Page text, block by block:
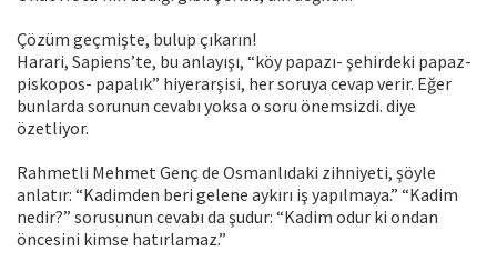
Çözüm geçmişte, bulup çıkarın!
Harari, Sapiens’te, bu anlayışı, “köy papazı- şehirdeki papaz-
piskopos- papalık” hiyerarşisi, her soruya cevap verir. Eğer
bunlarda sorunun cevabı yoksa o soru önemsizdi. diye
özetliyor.
Rahmetli Mehmet Genç de Osmanlıdaki zihniyeti, şöyle
anlatır: “Kadimden beri gelene aykırı iş yapılmaya.” “Kadim
nedir?” sorusunun cevabı da şudur: “Kadim odur ki ondan
öncesini kimse hatırlamaz.”